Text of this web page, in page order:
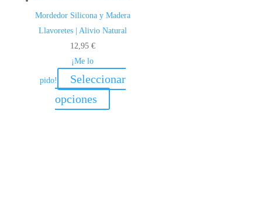
Mordedor Silicona y Madera
Llavoretes | Alivio Natural
12,95 €
¡Me lo
pido!
Seleccionar
opciones
producto